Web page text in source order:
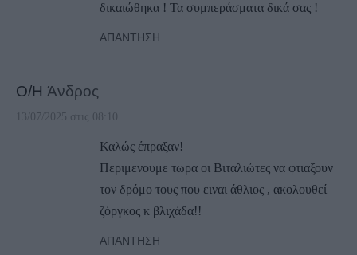
δικαιώθηκα ! Τα συμπεράσματα δικά σας !
ΑΠΆΝΤΗΣΗ
Ο/Η Άνδρος
13/07/2025 στις 08:10
Καλώς έπραξαν!
Περιμενουμε τωρα οι Βιταλιώτες να φτιαξουν
τον δρόμο τους που ειναι άθλιος , ακολουθεί
ζόργκος κ βλιχάδα!!
ΑΠΆΝΤΗΣΗ